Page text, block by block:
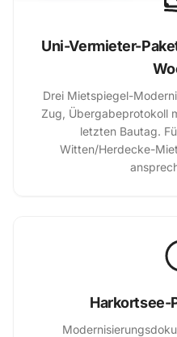
Uni-Vermieter-
Drei Mietspiegel-
Zug, Übergabeprotokoll
letzten Bautag.
Witten/Herdecke-
Harkortsee-